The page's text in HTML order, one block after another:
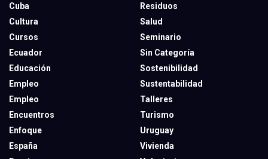
Cuba
Cultura
Cursos
Ecuador
Educación
Empleo
Empleo
Encuentros
Enfoque
España
Residuos
Salud
Seminario
Sin Categoría
Sostenibilidad
Sustentabilidad
Talleres
Turismo
Uruguay
Vivienda